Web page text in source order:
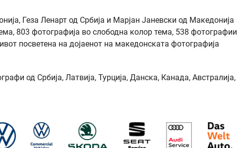
Геза Ленарт од Србија и Марјан Јаневски од Македонија
803 фотографија во слободна колор тема, 538 фотографии
посветена на дојаенот на македонската фотографија
од Србија, Латвија, Турција, Данска, Канада, Австралија,